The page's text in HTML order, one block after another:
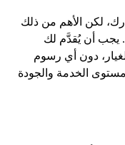
لكن الأهم من ذلك
. يجب أن يُقدَّم لك
دون أي رسوم
الخدمة والجودة